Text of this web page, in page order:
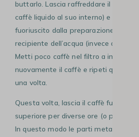
buttarlo. Lascia raffreddare il tutto
caffè liquido al suo interno) e poi
fuoriuscito dalla preparazione
recipiente dell’acqua (invece di usare
Metti poco caffè nel filtro a imbuto,
nuovamente il caffè e ripeti questa
una volta.
Questa volta, lascia il caffè
superiore per diverse ore (o per tutta
In questo modo le parti metalliche si